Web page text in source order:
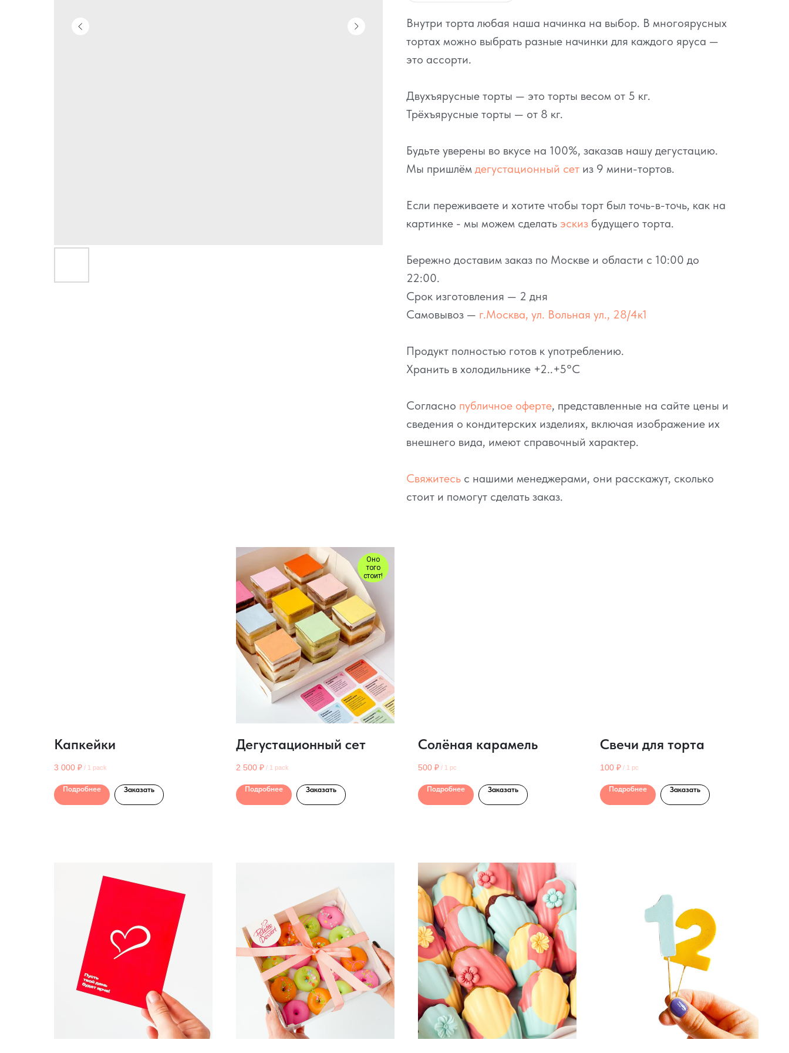
Внутри торта любая наша начинка на выбор. В многоярусных
тортах можно выбрать разные начинки для каждого яруса —
это ассорти.
Двухъярусные торты — это торты весом от 5 кг.
Трёхъярусные торты — от 8 кг.
Будьте уверены во вкусе на 100%, заказав нашу дегустацию.
Мы пришлём дегустационный сет из 9 мини-тортов.
Если переживаете и хотите чтобы торт был точь-в-точь, как на
картинке - мы можем сделать эскиз будущего торта.
Бережно доставим заказ по Москве и области с 10:00 до
22:00.
Срок изготовления — 2 дня
Самовывоз — г.Москва, ул. Вольная ул., 28/4к1
Продукт полностью готов к употреблению.
Хранить в холодильнике +2..+5°C
Согласно публичное оферте, представленные на сайте цены и
сведения о кондитерских изделиях, включая изображение их
внешнего вида, имеют справочный характер.
Свяжитесь с нашими менеджерами, они расскажут, сколько
стоит и помогут сделать заказ.
Капкейки
3 000 ₽ / 1 pack
Подробнее Заказать
Оно
того
стоит!
Дегустационный сет
2 500 ₽ / 1 pack
Подробнее Заказать
Солёная карамель
500 ₽ / 1 pc
Подробнее Заказать
Свечи для торта
100 ₽ / 1 pc
Подробнее Заказать